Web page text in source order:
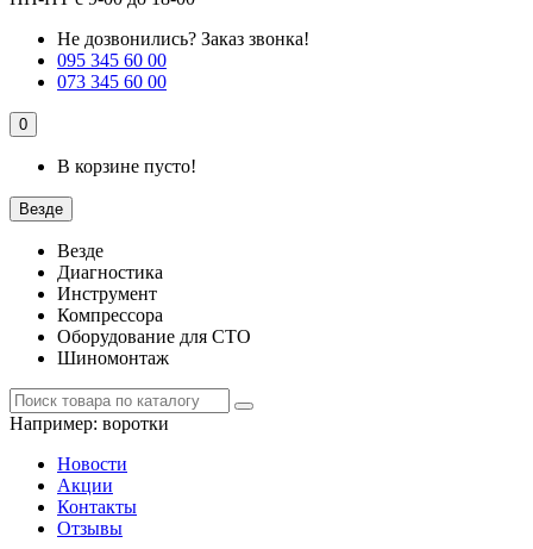
Не дозвонились? Заказ звонка!
095 345 60 00
073 345 60 00
0
В корзине пусто!
Везде
Везде
Диагностика
Инструмент
Компрессора
Оборудование для СТО
Шиномонтаж
Например: воротки
Новости
Акции
Контакты
Отзывы